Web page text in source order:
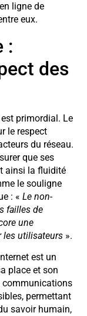
ligne de
eux.
:
des
primordial. Le
le respect
du réseau.
que ses
ainsi la fluidité
le souligne
: « Le non-
failles de
une
les utilisateurs ».
est un
place et son
communications
permettant
savoir humain,